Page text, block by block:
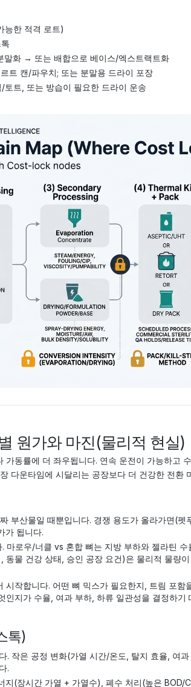
한 적격 로트)
화 → 또는 배합으로 베이스/엑스트랙트화
트 캔/파우치; 또는 분말용 드라이 포장
트, 또는 방습이 필요한 드라이 운송
원가와 마진(물리적 현실)
가동률에 더 좌우됩니다. 연속 운전이 가능하고
다운타임에 시달리는 공장보다 더 건강한 전환
부산물일 때뿐입니다. 경쟁 용도가 올라가면(펫
가 됩니다.
마로우/너클 vs 혼합 뼈는 지방 부하와 젤라틴
동물 건강 상태, 승인 공장 요건)은 물리적 물량
시작합니다. 어떤 뼈 믹스가 필요한지, 트림 포함
지가 수율, 여과 부하, 하류 일관성을 결정하기
톡)
. 작은 공정 변화(가열 시간/온도, 탈지 효율, 여
.
지(장시간 가열 + 가열수), 폐수 처리(높은 BOD/